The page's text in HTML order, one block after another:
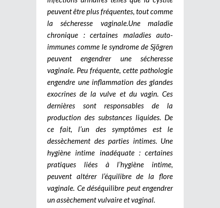
peuvent être plus fréquentes, tout comme
la sécheresse vaginale. Une maladie
chronique : certaines maladies auto-
immunes comme le syndrome de Sjögren
peuvent engendrer une sécheresse
vaginale. Peu fréquente, cette pathologie
engendre une inflammation des glandes
exocrines de la vulve et du vagin. Ces
dernières sont responsables de la
production des substances liquides. De
ce fait, l’un des symptômes est le
dessèchement des parties intimes. Une
hygiène intime inadéquate : certaines
pratiques liées à l’hygiène intime,
peuvent altérer l’équilibre de la flore
vaginale. Ce déséquilibre peut engendrer
un assèchement vulvaire et vaginal.